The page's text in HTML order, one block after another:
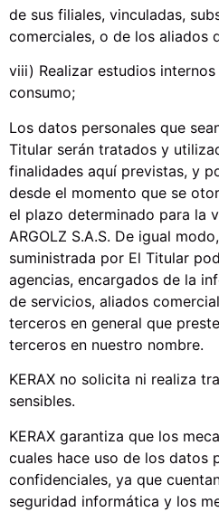
de sus filiales, vinculadas,
comerciales, o de los aliados
viii) Realizar estudios
consumo;
Los datos personales que
Titular serán tratados y
finalidades aquí previstas, y
desde el momento que se
el plazo determinado para la
ARGOLZ S.A.S. De igual
suministrada por El Titular
agencias, encargados de la
de servicios, aliados
terceros en general que
terceros en nuestro nombre.
KERAX no solicita ni realiza
sensibles.
KERAX garantiza que los
cuales hace uso de los datos
confidenciales, ya que
seguridad informática y los